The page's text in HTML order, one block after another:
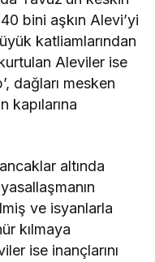
bini aşkın Alevi’yi
katliamlarından
Aleviler ise
dağları mesken
kapılarına
altında
ve isyanlarla
kılmaya
ise inançlarını